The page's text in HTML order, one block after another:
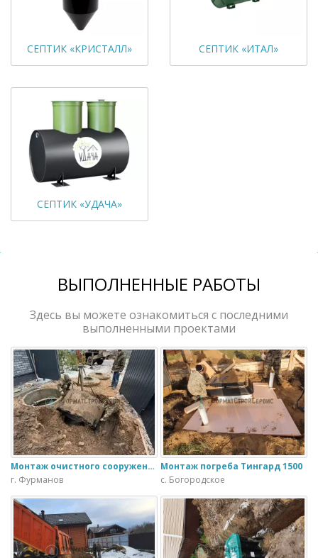
СЕПТИК «КРИСТАЛЛ» СЕПТИК «ИТАЛ»
СЕПТИК «УДАЧА»
ВЫПОЛНЕННЫЕ РАБОТЫ
Здесь вы можете ознакомиться с последними
выполненными проектами
Монтаж очистного сооружения Тверь - 1.1ПН в загородном доме
г. Фурманов
Монтаж погреба Тингард 1500
с. Богородское